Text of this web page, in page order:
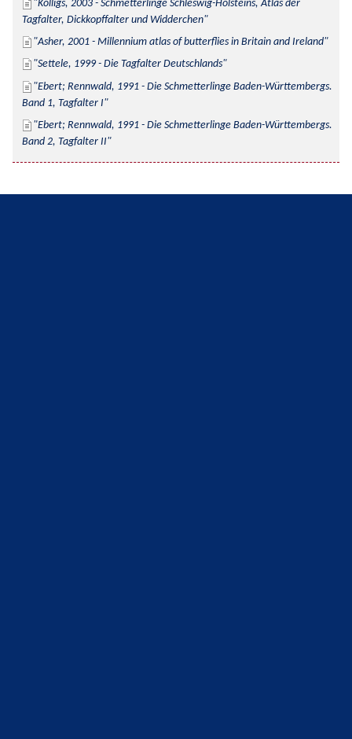
Kolligs, 2003 - Schmetterlinge Schleswig-Holsteins, Atlas der
Tagfalter, Dickkopffalter und Widderchen
Asher, 2001 - Millennium atlas of butterflies in Britain and Ireland
Settele, 1999 - Die Tagfalter Deutschlands
Ebert; Rennwald, 1991 - Die Schmetterlinge Baden-Württembergs.
Band 1, Tagfalter I
Ebert; Rennwald, 1991 - Die Schmetterlinge Baden-Württembergs.
Band 2, Tagfalter II